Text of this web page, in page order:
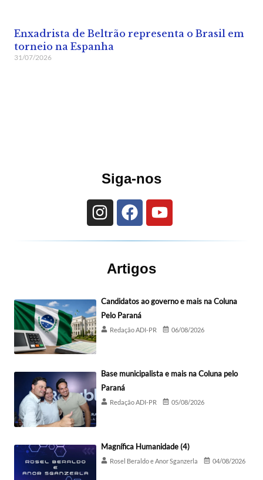
Enxadrista de Beltrão representa o Brasil em
torneio na Espanha
31/07/2026
Siga-nos
Artigos
Candidatos ao governo e mais na Coluna
Pelo Paraná
Redação ADI-PR 06/08/2026
Base municipalista e mais na Coluna pelo
Paraná
Redação ADI-PR 05/08/2026
Magnífica Humanidade (4)
Rosel Beraldo e Anor Sganzerla 04/08/2026